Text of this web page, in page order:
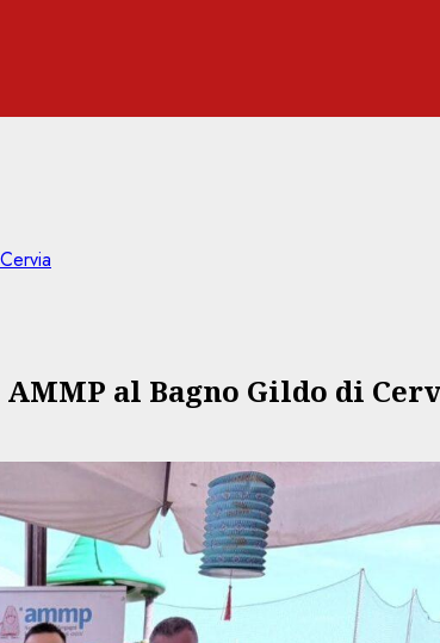
al Bagno Gildo di